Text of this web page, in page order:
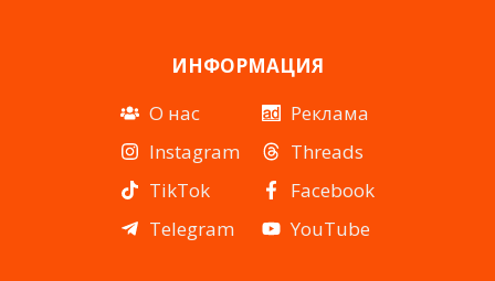
ИНФОРМАЦИЯ
О нас
Instagram
TikTok
Telegram
Реклама
Threads
Facebook
YouTube